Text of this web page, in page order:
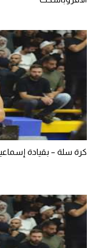
كرة سلة – بقيادة